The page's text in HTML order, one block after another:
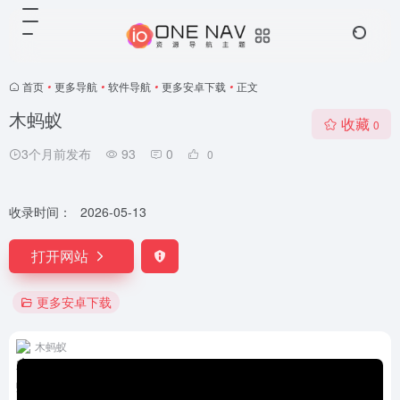
首页 • 更多导航 • 软件导航 • 更多安卓下载 • 正文
木蚂蚁
3个月前发布 93 0 0
收藏 0
收录时间： 2026-05-13
打开网站
更多安卓下载
木蚂蚁